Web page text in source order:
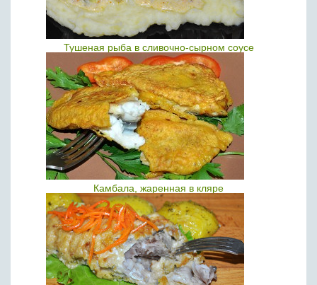
Тушеная рыба в сливочно-сырном соусе
Камбала, жаренная в кляре